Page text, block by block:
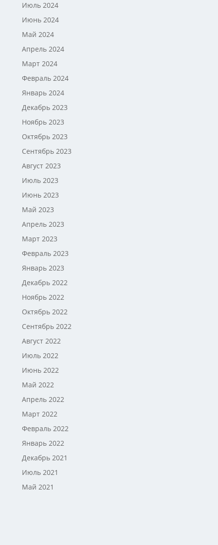
Июль 2024
Июнь 2024
Май 2024
Апрель 2024
Март 2024
Февраль 2024
Январь 2024
Декабрь 2023
Ноябрь 2023
Октябрь 2023
Сентябрь 2023
Август 2023
Июль 2023
Июнь 2023
Май 2023
Апрель 2023
Март 2023
Февраль 2023
Январь 2023
Декабрь 2022
Ноябрь 2022
Октябрь 2022
Сентябрь 2022
Август 2022
Июль 2022
Июнь 2022
Май 2022
Апрель 2022
Март 2022
Февраль 2022
Январь 2022
Декабрь 2021
Июль 2021
Май 2021